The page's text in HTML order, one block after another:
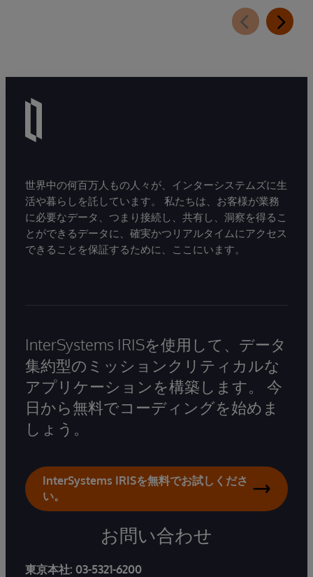
世界中の何百万人もの人々が、インターシステムズに生
活や暮らしを託しています。 私たちは、お客様が業務
に必要なデータ、つまり接続し、共有し、洞察を得るこ
とができるデータに、確実かつリアルタイムにアクセス
できることを保証するために、ここにいます。
InterSystems IRISを使用して、データ
集約型のミッションクリティカルな
アプリケーションを構築します。 今
日から無料でコーディングを始めま
しょう。
InterSystems IRISを無料でお試しくださ
い。
お問い合わせ
東京本社: 03-5321-6200